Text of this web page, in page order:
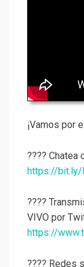
¡Vamos por
???? Chatea
https://bit.ly/
????
VIVO por
https://
???? Redes